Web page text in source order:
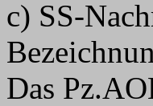
c) SS-
Das